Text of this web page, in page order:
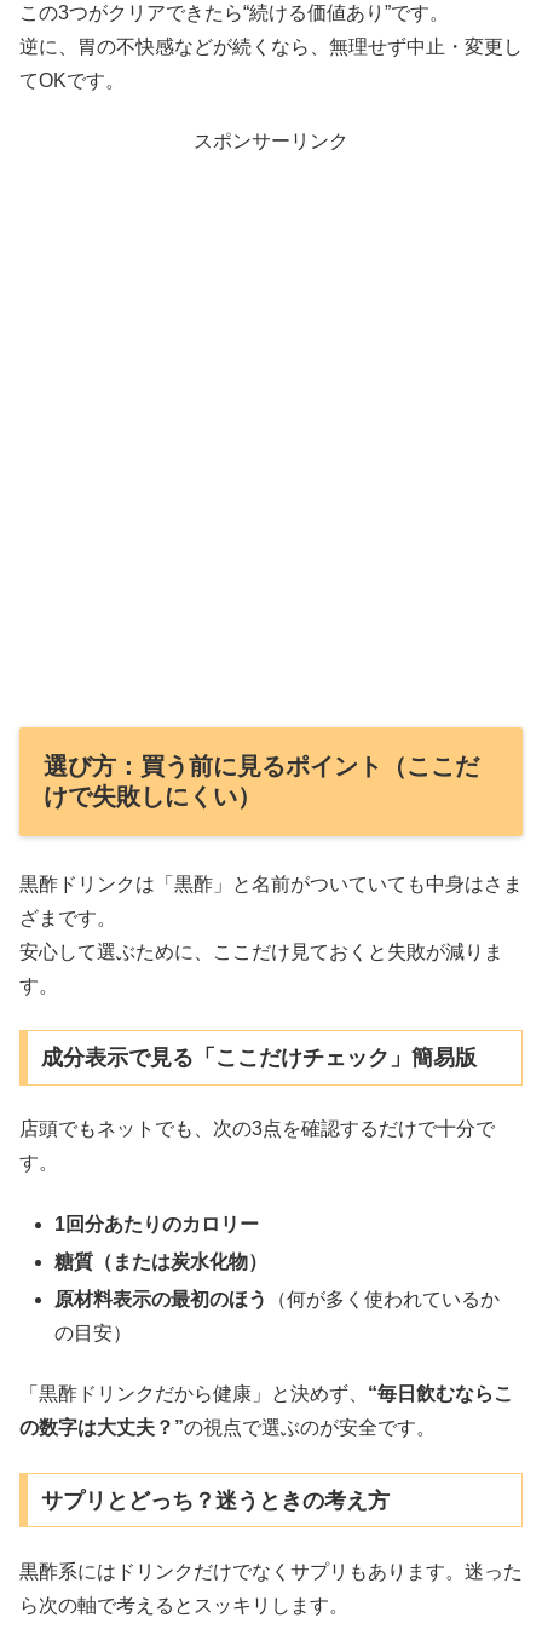
この3つがクリアできたら“続ける価値あり”です。
逆に、胃の不快感などが続くなら、無理せず中止・変更し
てOKです。
スポンサーリンク
選び方：買う前に見るポイント（ここだ
けで失敗しにくい）
黒酢ドリンクは「黒酢」と名前がついていても中身はさま
ざまです。
安心して選ぶために、ここだけ見ておくと失敗が減りま
す。
成分表示で見る「ここだけチェック」簡易版
店頭でもネットでも、次の3点を確認するだけで十分で
す。
1回分あたりのカロリー
糖質（または炭水化物）
原材料表示の最初のほう
（何が多く使われているか
の目安）
「黒酢ドリンクだから健康」と決めず、 “毎日飲むならこ
の数字は大丈夫？”の視点で選ぶのが安全です。
サプリとどっち？迷うときの考え方
黒酢系にはドリンクだけでなくサプリもあります。迷った
ら次の軸で考えるとスッキリします。